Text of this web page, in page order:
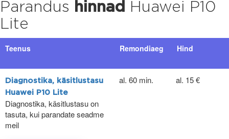
Parandus hinnad
Huawei P10
Lite
Teenus Remondiaeg Hind
Diagnostika, käsitlustasu
Huawei P10 Lite
Diagnostika, käsitlustasu on
tasuta, kui parandate seadme
meil
al. 60 min. al. 15 €